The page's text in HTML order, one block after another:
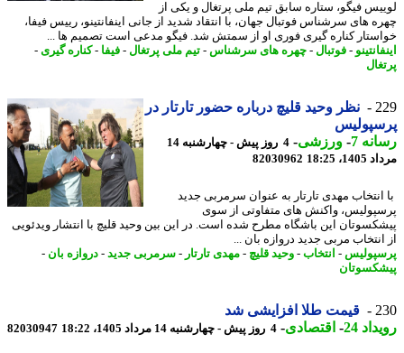
فیگو، ستاره سابق تیم ملی پرتغال و یکی از
های سرشناس فوتبال جهان، با انتقاد شدید از جانی اینفانتینو، رییس فیفا،
کناره گیری فوری او از سمتش شد. فیگو مدعی است تصمیم ها ...
-فوتبال-چهره های سرشناس-تیم ملی پرتغال -فیفا -کناره گیری-
نظر وحید قلیچ درباره حضور تارتار در
7
-ورزشی-
4 روز پیش - چهارشنبه 14
18:25
82030962
مهدی تارتار به عنوان سرمربی جدید
واکنش های متفاوتی از سوی
این باشگاه مطرح شده است. در این بین وحید قلیچ با انتشار ویدئویی
مربی جدید دروازه بان ...
-انتخاب-وحید قلیچ -مهدی تارتار- سرمربی جدید-دروازه بان-
قیمت طلا افزایشی شد
24
-اقتصادی-4 روز پیش - چهارشنبه 14 مرداد 1405، 18:22 82030947